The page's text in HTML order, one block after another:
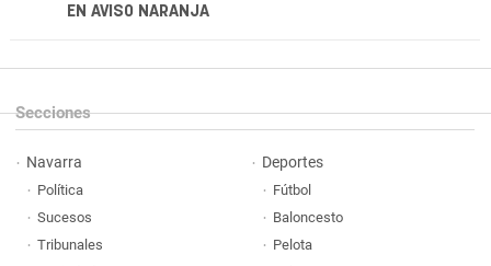
EN AVISO NARANJA
Secciones
Navarra
Política
Sucesos
Tribunales
Deportes
Fútbol
Baloncesto
Pelota